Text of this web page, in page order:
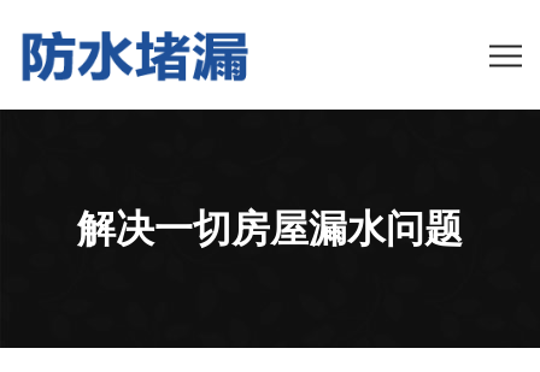
解决一切房屋漏水问题